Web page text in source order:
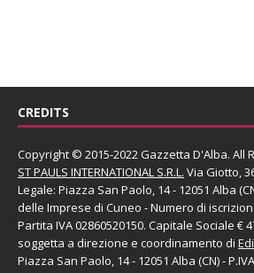
CREDITS
Copyright © 2015-2022 Gazzetta D'Alba. All
ST PAULS INTERNATIONAL S.R.L. Via Giotto,
Legale: Piazza San Paolo, 14 - 12051 Alba
delle Imprese di Cuneo - Numero di
Partita IVA 02860520150. Capitale Sociale €
soggetta a direzione e coordinamento di
Piazza San Paolo, 14 - 12051 Alba (CN) -